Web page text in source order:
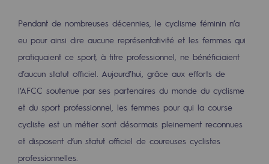
Concertations CH4, H2 et CO2
Espace pédagogique
Espace pédagogique
2050 : un monde d’énergies
Objectif Hydrogène
CCUS Objectif Zéro CO2
Pendant de nombreuses décennies, le cyclisme féminin n’a
eu pour ainsi dire aucune représentativité et les femmes qui
pratiquaient ce sport, à titre professionnel, ne bénéficiaient
d’aucun statut officiel. Aujourd’hui, grâce aux efforts de
l’AFCC soutenue par ses partenaires du monde du cyclisme
et du sport professionnel, les femmes pour qui la course
cycliste est un métier sont désormais pleinement reconnues
et disposent d’un statut officiel de coureuses cyclistes
professionnelles.